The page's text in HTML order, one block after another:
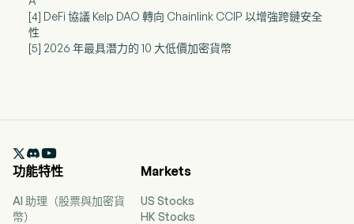
[4] DeFi 協議 Kelp DAO 轉向 Chainlink CCIP 以增強跨鏈安全
性
[5] 2026 年最具潛力的 10 大低價加密貨幣

功能特性
AI 助理（股票與加密貨
幣）
Markets
US Stocks
HK Stocks